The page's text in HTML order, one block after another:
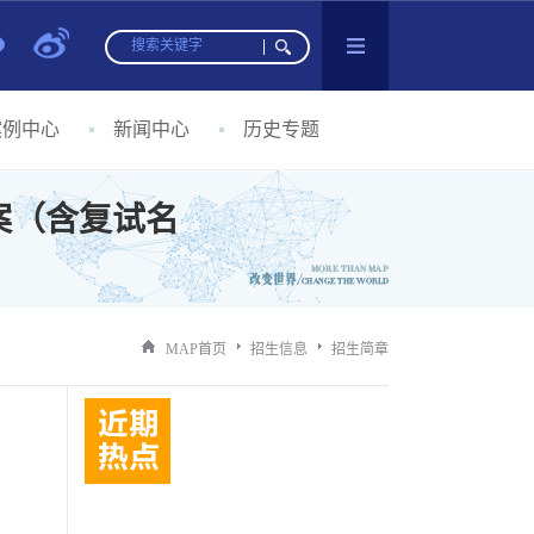
中心 新闻中心 历史专题
（含复试名
MAP首页 招生信息 招生简章